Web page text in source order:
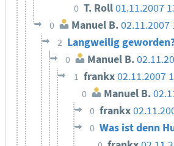
0 T. Roll01.11.2007
0 Manuel B.02.11.2007
2 Langweilig
0 Manuel B.
1 frankx02.11.2007
0 Manuel B.
0 frankx
0 Was ist denn